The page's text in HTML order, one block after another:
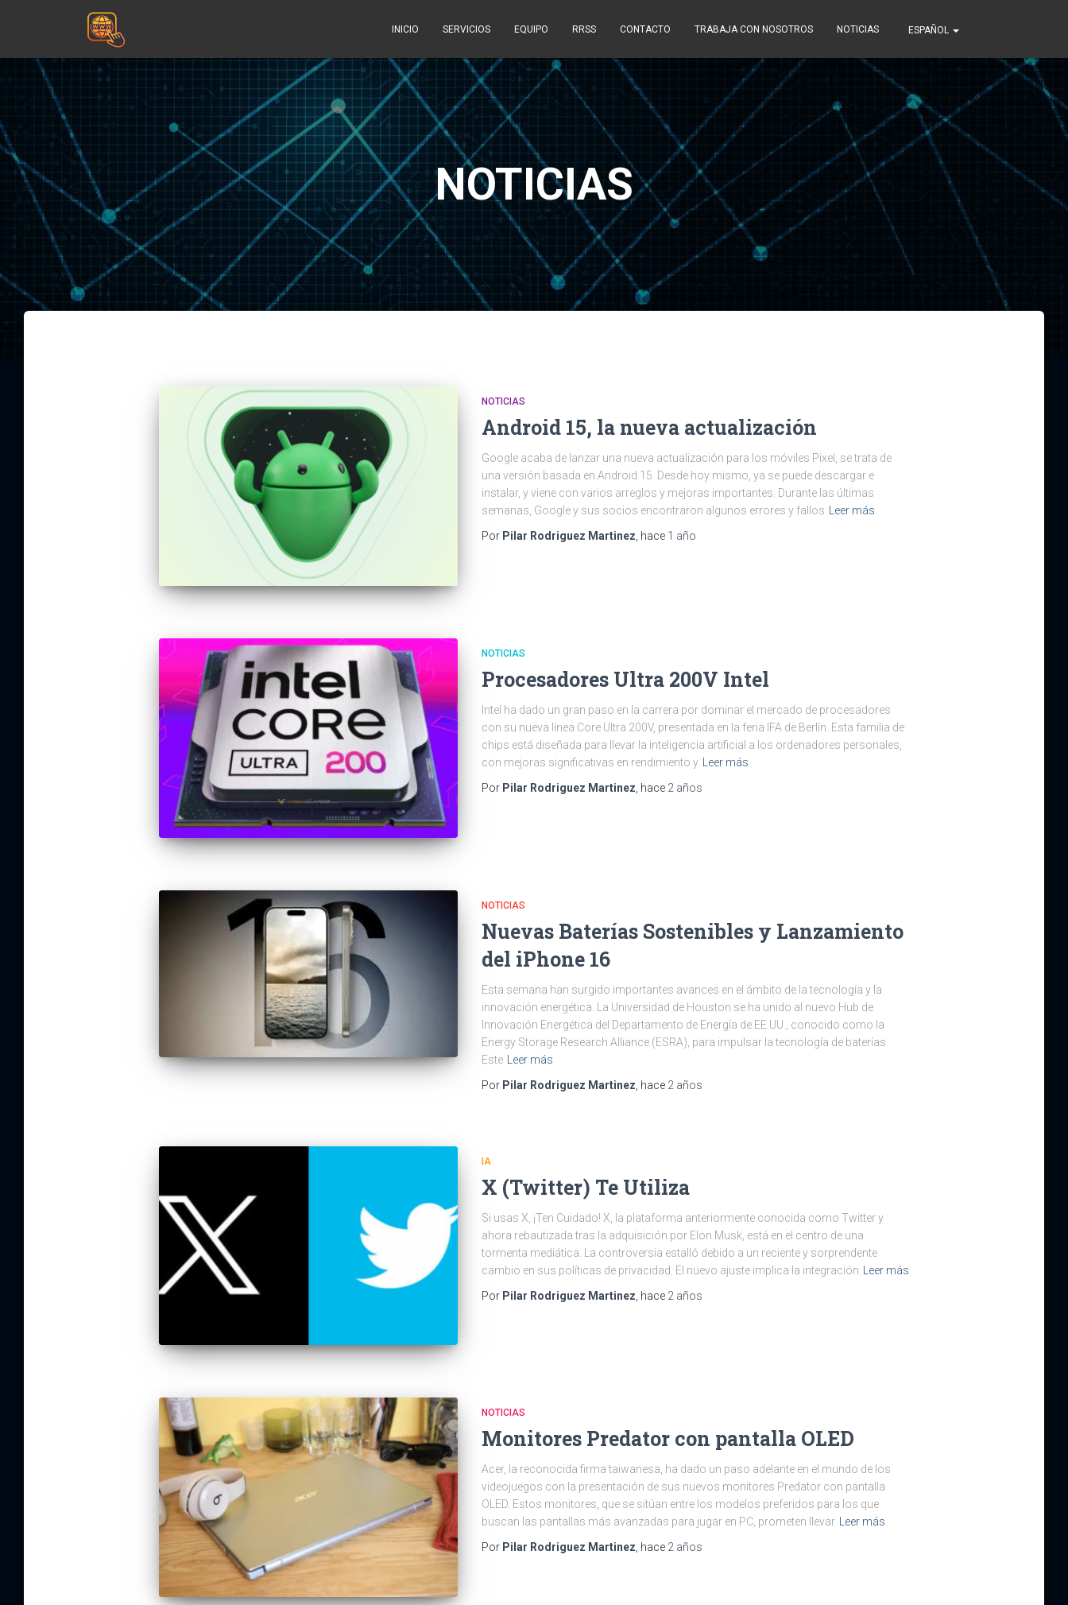
INICIO SERVICIOS EQUIPO RRSS CONTACTO TRABAJA CON NOSOTROS NOTICIAS ESPAÑOL
NOTICIAS
NOTICIAS
Android 15, la nueva actualización
Google acaba de lanzar una nueva actualización para los móviles Pixel, se trata de
una versión basada en Android 15. Desde hoy mismo, ya se puede descargar e
instalar, y viene con varios arreglos y mejoras importantes. Durante las últimas
semanas, Google y sus socios encontraron algunos errores y fallos
Leer más
Por Pilar Rodriguez Martinez , hace 1 año
NOTICIAS
Procesadores Ultra 200V Intel
Intel ha dado un gran paso en la carrera por dominar el mercado de procesadores
con su nueva línea Core Ultra 200V, presentada en la feria IFA de Berlín. Esta familia de
chips está diseñada para llevar la inteligencia artificial a los ordenadores personales,
con mejoras significativas en rendimiento y
Leer más
Por Pilar Rodriguez Martinez , hace 2 años
NOTICIAS
Nuevas Baterías Sostenibles y Lanzamiento
del iPhone 16
Esta semana han surgido importantes avances en el ámbito de la tecnología y la
innovación energética. La Universidad de Houston se ha unido al nuevo Hub de
Innovación Energética del Departamento de Energía de EE.UU., conocido como la
Energy Storage Research Alliance (ESRA), para impulsar la tecnología de baterías.
Este
Leer más
Por Pilar Rodriguez Martinez , hace 2 años
IA
X (Twitter) Te Utiliza
Si usas X, ¡Ten Cuidado! X, la plataforma anteriormente conocida como Twitter y
ahora rebautizada tras la adquisición por Elon Musk, está en el centro de una
tormenta mediática. La controversia estalló debido a un reciente y sorprendente
cambio en sus políticas de privacidad. El nuevo ajuste implica la integración
Leer más
Por Pilar Rodriguez Martinez , hace 2 años
NOTICIAS
Monitores Predator con pantalla OLED
Acer, la reconocida firma taiwanesa, ha dado un paso adelante en el mundo de los
videojuegos con la presentación de sus nuevos monitores Predator con pantalla
OLED. Estos monitores, que se sitúan entre los modelos preferidos para los que
buscan las pantallas más avanzadas para jugar en PC, prometen llevar Leer más
Por Pilar Rodriguez Martinez, hace 2 años